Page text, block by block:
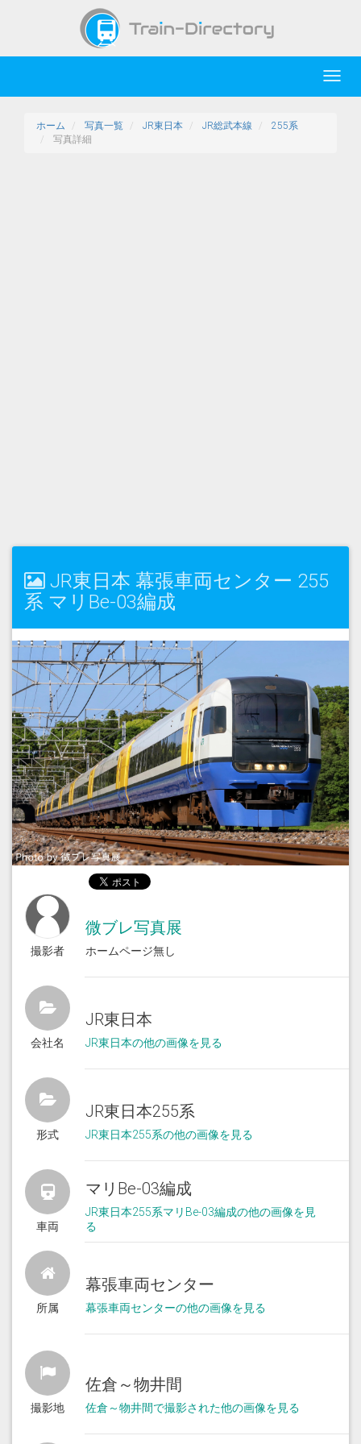
ホーム 写真一覧 JR東日本 JR総武本線
255系
写真詳細
JR東日本 幕張車両センター 255
系 マリBe-03編成
撮影者
微ブレ写真展
ホームページ無し
会社名
JR東日本
JR東日本の他の画像を見る
形式
JR東日本255系
JR東日本255系の他の画像を見る
車両
マリBe-03編成
JR東日本255系マリBe-03編成の他の画像を見
る
所属
幕張車両センター
幕張車両センターの他の画像を見る
撮影地
佐倉～物井間
佐倉～物井間で撮影された他の画像を見る